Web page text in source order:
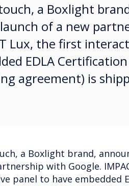
a Boxlight
of a new
Lux, the first
EDLA
agreement) is
a Boxlight brand,
with Google.
panel to have embedded